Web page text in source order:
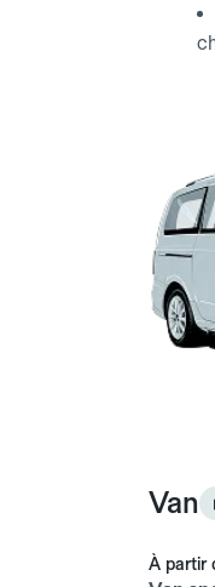
Van
À partir